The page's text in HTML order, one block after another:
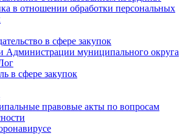
в отношении обработки персональных
в сфере закупок
Администрации муниципального округа
в сфере закупок
правовые акты по вопросам